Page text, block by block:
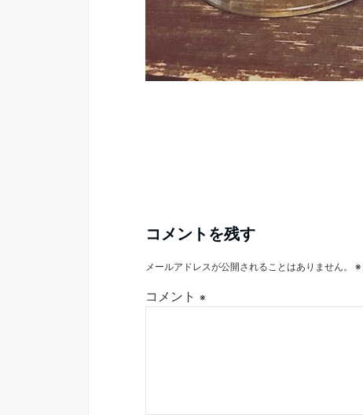
コメントを残す
メールアドレスが公開されることはありません。 ※
コメント ※